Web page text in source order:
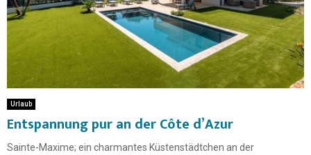
Urlaub
Entspannung pur an der Côte d’Azur
Sainte-Maxime; ein charmantes Küstenstädtchen an der